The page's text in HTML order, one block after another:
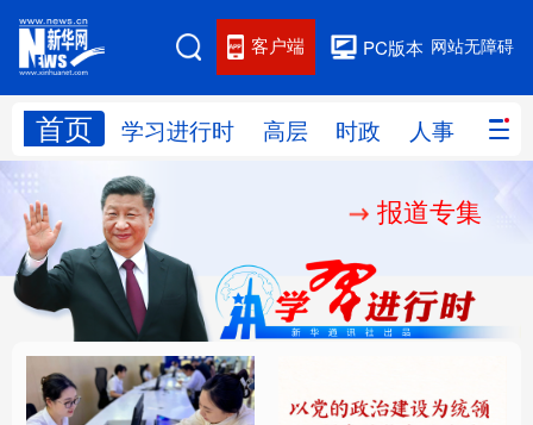
网站无障碍
PC版本
客户端
首页 学习进行时 高层 时政 人事 国际
网站地图
学习进行时 人事
国际 财经 网评
思客智库 全球连线 教育
科技 科创 量子 体育
报道专集